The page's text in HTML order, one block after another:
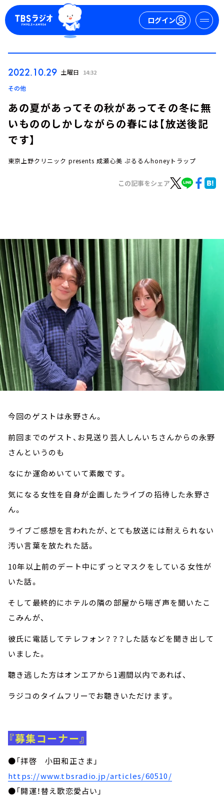
ログイン
イベント・グッズ
YouTube
会社情報
2022.10.29 土曜日 14:32
その他
あの夏があってその秋があってその冬に無
いもののしかしながらの春には【放送後記
です】
東京上野クリニック presents 成瀬心美 ぷるるんhoneyトラップ
この記事をシェア
今回のゲストは永野さん。
前回までのゲスト、お見送り芸人しんいちさんからの永野
さんというのも
なにか運命めいていて素敵です。
気になる女性を自身が企画したライブの招待した永野さ
ん。
ライブご感想を言われたが、とても放送には耐えられない
汚い言葉を放たれた話。
10年以上前のデート中にずっとマスクをしている女性が
いた話。
そして最終的にホテルの隣の部屋から喘ぎ声を聞いたこ
こみんが、
彼氏に電話してテレフォン？？？した話などを聞き出して
いました。
聴き逃した方はオンエアから1週間以内であれば、
ラジコのタイムフリーでお聴きいただけます。
『募集コーナー』
●「拝啓 小田和正さま」
https://www.tbsradio.jp/articles/60510/
●「開運！替え歌恋愛占い」